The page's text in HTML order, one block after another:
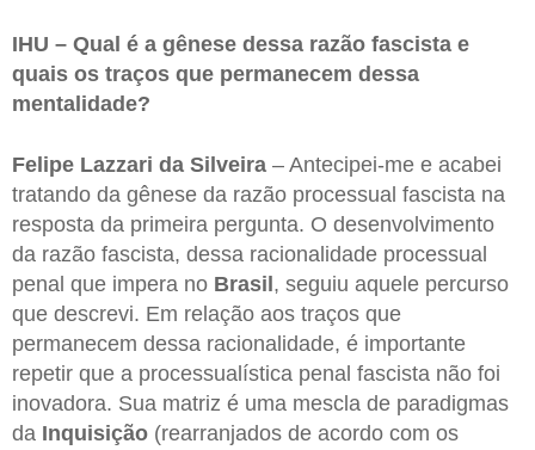
IHU – Qual é a gênese dessa razão fascista e
quais os traços que permanecem dessa
mentalidade?
Felipe Lazzari da Silveira – Antecipei-me e acabei
tratando da gênese da razão processual fascista na
resposta da primeira pergunta. O desenvolvimento
da razão fascista, dessa racionalidade processual
penal que impera no Brasil , seguiu aquele percurso
que descrevi. Em relação aos traços que
permanecem dessa racionalidade, é importante
repetir que a processualística penal fascista não foi
inovadora. Sua matriz é uma mescla de paradigmas
da Inquisição (rearranjados de acordo com os